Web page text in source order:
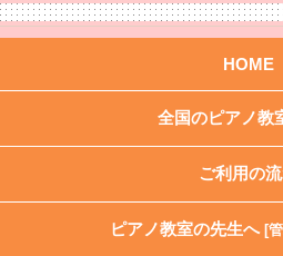
HOME
全国のピアノ教
ご利用の
ピアノ教室の先生へ [